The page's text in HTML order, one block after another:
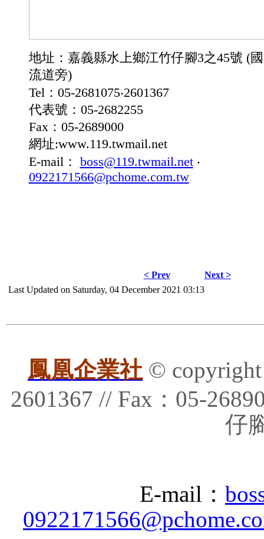
地址：嘉義縣水上鄉江竹仔腳3之45號 (
流道旁)
Tel：05-2681075‧2601367
代表號：05-2682255
Fax：05-2689000
網址:www.119.twmail.net
E-mail： boss@119.twmail.net ‧
0922171566@pchome.com.tw
< Prev
Next >
Last Updated on Saturday, 04 December 2021 03:13
鳳凰企業社 © copyright
2601367 // Fax：05-
仔
E-mail：